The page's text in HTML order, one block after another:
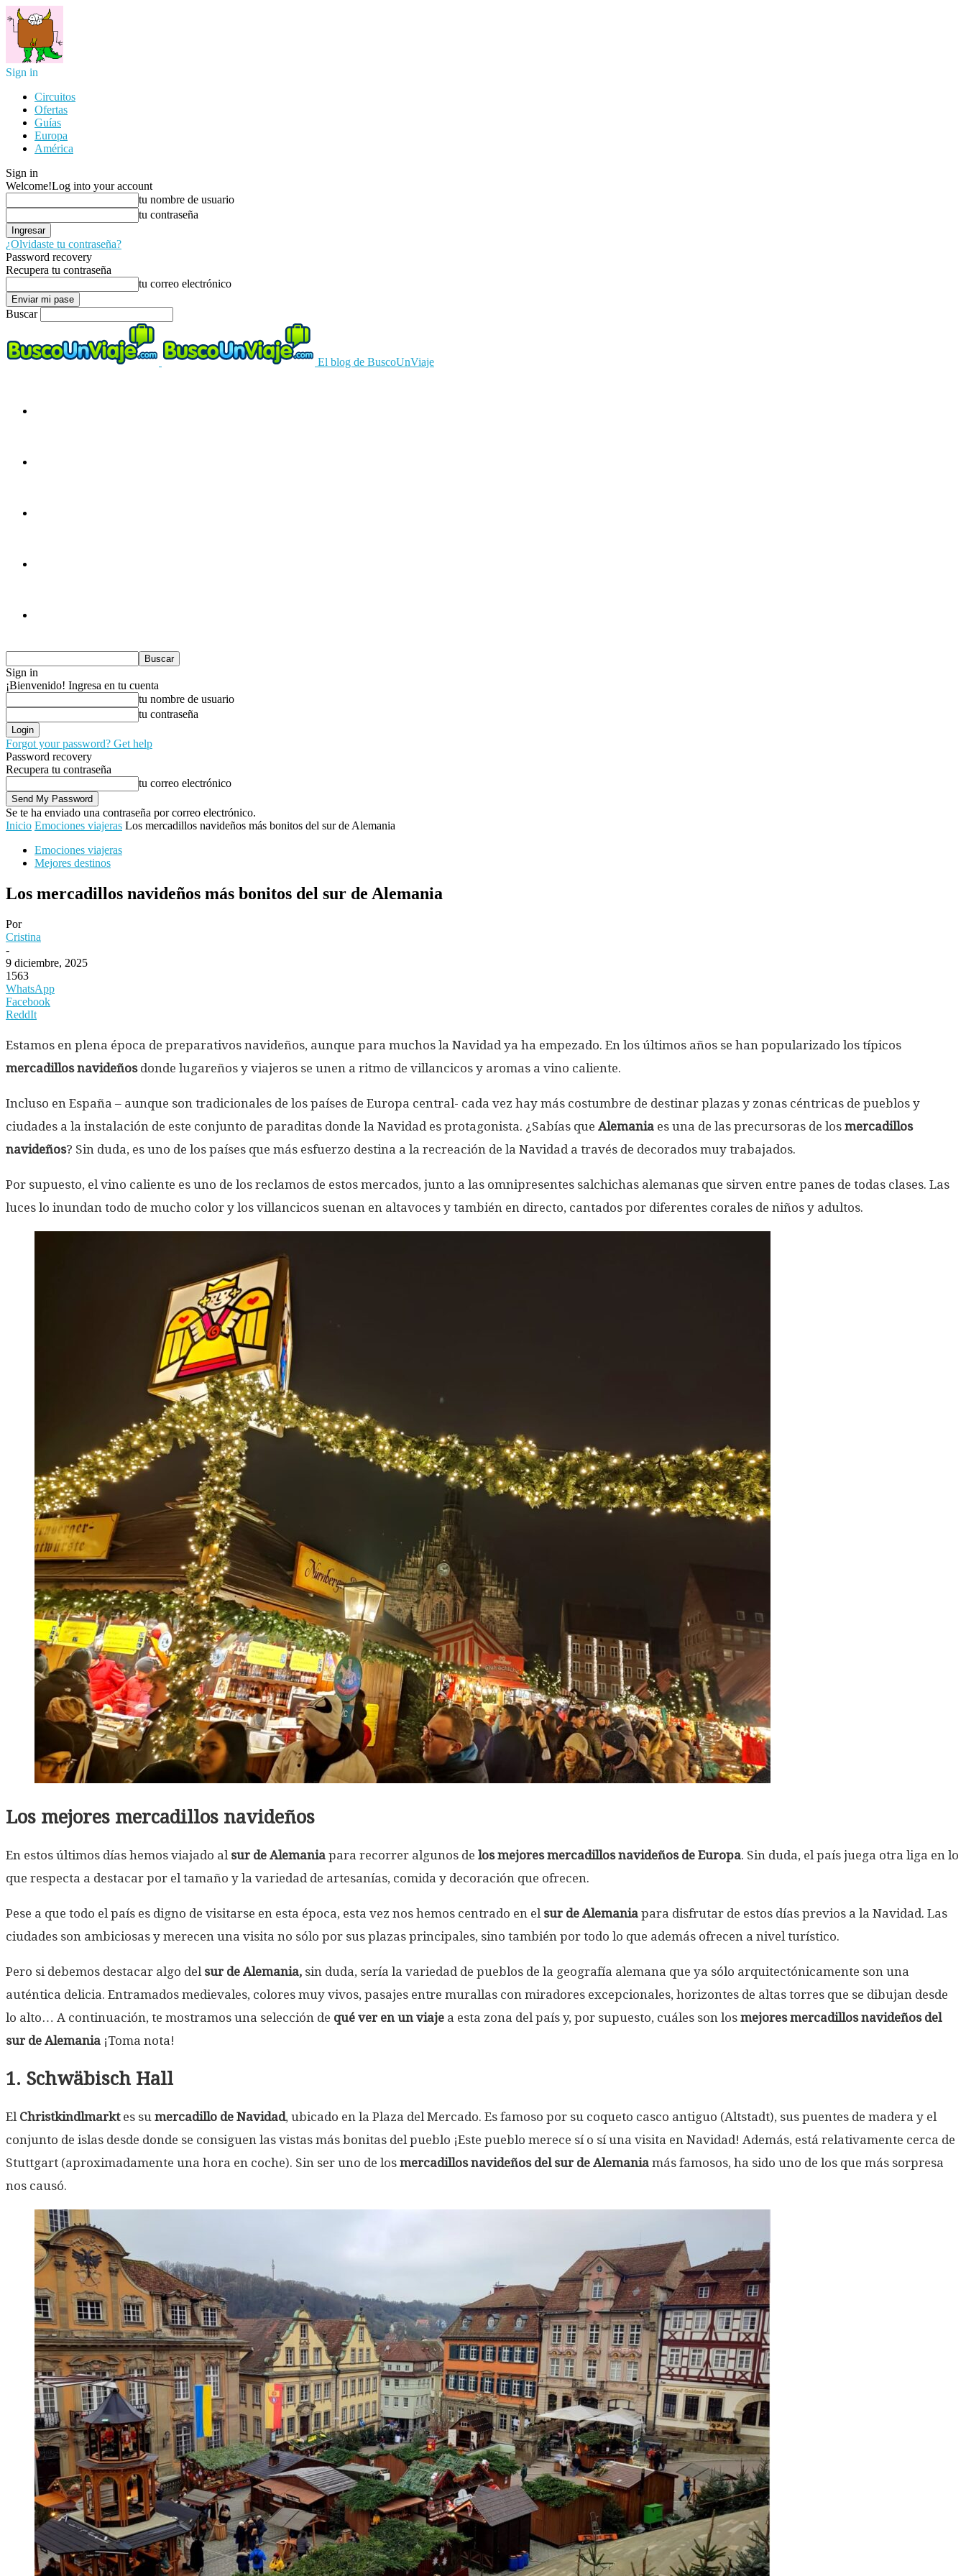
Sign in
Circuitos
Ofertas
Guías
Europa
América
Sign in
Welcome!Log into your account
tu nombre de usuario
tu contraseña
¿Olvidaste tu contraseña?
Password recovery
Recupera tu contraseña
tu correo electrónico
Buscar
El blog de BuscoUnViaje
Sign in
¡Bienvenido! Ingresa en tu cuenta
tu nombre de usuario
tu contraseña
Forgot your password? Get help
Password recovery
Recupera tu contraseña
tu correo electrónico
Se te ha enviado una contraseña por correo electrónico.
Inicio Emociones viajeras Los mercadillos navideños más bonitos del sur de Alemania
Emociones viajeras
Mejores destinos
Los mercadillos navideños más bonitos del sur de Alemania
Por
Cristina
-
9 diciembre, 2025
1563
WhatsApp
Facebook
ReddIt
Estamos en plena época de preparativos navideños, aunque para muchos la Navidad ya ha empezado. En los últimos años se han popularizado los típicos
mercadillos navideñosdonde lugareños y viajeros se unen a ritmo de villancicos y aromas a vino caliente.
Incluso en España – aunque son tradicionales de los países de Europa central- cada vez hay más costumbre de destinar plazas y zonas céntricas de pueblos y
ciudades a la instalación de este conjunto de paraditas donde la Navidad es protagonista. ¿Sabías que Alemania es una de las precursoras de los mercadillos
navideños? Sin duda, es uno de los países que más esfuerzo destina a la recreación de la Navidad a través de decorados muy trabajados.
Por supuesto, el vino caliente es uno de los reclamos de estos mercados, junto a las omnipresentes salchichas alemanas que sirven entre panes de todas clases. Las
luces lo inundan todo de mucho color y los villancicos suenan en altavoces y también en directo, cantados por diferentes corales de niños y adultos.
Los mejores mercadillos navideños
En estos últimos días hemos viajado al sur de Alemania para recorrer algunos de los mejores mercadillos navideños de Europa. Sin duda, el país juega otra liga en lo
que respecta a destacar por el tamaño y la variedad de artesanías, comida y decoración que ofrecen.
Pese a que todo el país es digno de visitarse en esta época, esta vez nos hemos centrado en el sur de Alemania para disfrutar de estos días previos a la Navidad. Las
ciudades son ambiciosas y merecen una visita no sólo por sus plazas principales, sino también por todo lo que además ofrecen a nivel turístico.
Pero si debemos destacar algo del sur de Alemania, sin duda, sería la variedad de pueblos de la geografía alemana que ya sólo arquitectónicamente son una
auténtica delicia. Entramados medievales, colores muy vivos, pasajes entre murallas con miradores excepcionales, horizontes de altas torres que se dibujan desde
lo alto… A continuación, te mostramos una selección de qué ver en un viaje a esta zona del país y, por supuesto, cuáles son los mejores mercadillos navideños del
sur de Alemania ¡Toma nota!
1. Schwäbisch Hall
El Christkindlmarkt es su mercadillo de Navidad, ubicado en la Plaza del Mercado. Es famoso por su coqueto casco antiguo (Altstadt), sus puentes de madera y el
conjunto de islas desde donde se consiguen las vistas más bonitas del pueblo ¡Este pueblo merece sí o sí una visita en Navidad! Además, está relativamente cerca de
Stuttgart (aproximadamente una hora en coche). Sin ser uno de los mercadillos navideños del sur de Alemania más famosos, ha sido uno de los que más sorpresa
nos causó.